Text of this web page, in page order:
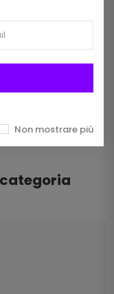
Non mostrare più